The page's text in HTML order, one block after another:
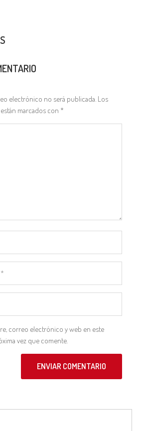
electrónico no será publicada. Los
marcados con *
correo electrónico y web en este
vez que comente.
ENVIAR COMENTARIO